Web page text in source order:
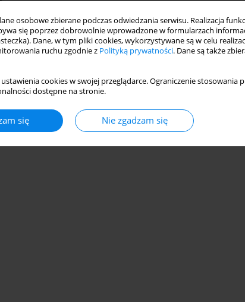
osobowe zbierane podczas odwiedzania serwisu. Realizacja
się poprzez dobrowolnie wprowadzone w formularzach
Dane, w tym pliki cookies, wykorzystywane są w celu
ruchu zgodnie z Polityką prywatności. Dane są także
cookies w swojej przeglądarce. Ograniczenie
dostępne na stronie.
się Nie zgadzam się